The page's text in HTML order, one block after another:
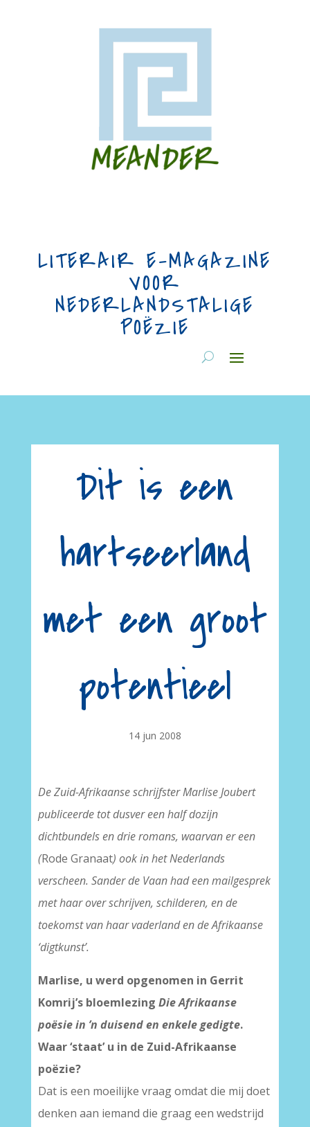
LITERAIR E-MAGAZINE
VOOR
NEDERLANDSTALIGE
POËZIE
Dit is een
hartseerland
met een groot
potentieel
14 jun 2008
De Zuid-Afrikaanse schrijfster Marlise Joubert
publiceerde tot dusver een half dozijn
dichtbundels en drie romans, waarvan er een
(Rode Granaat) ook in het Nederlands
verscheen. Sander de Vaan had een mailgesprek
met haar over schrijven, schilderen, en de
toekomst van haar vaderland en de Afrikaanse
‘digtkunst’.
Marlise, u werd opgenomen in Gerrit
Komrij’s bloemlezing Die Afrikaanse
poësie in ’n duisend en enkele gedigte.
Waar ‘staat’ u in de Zuid-Afrikaanse
poëzie?
Dat is een moeilijke vraag omdat die mij doet
denken aan iemand die graag een wedstrijd